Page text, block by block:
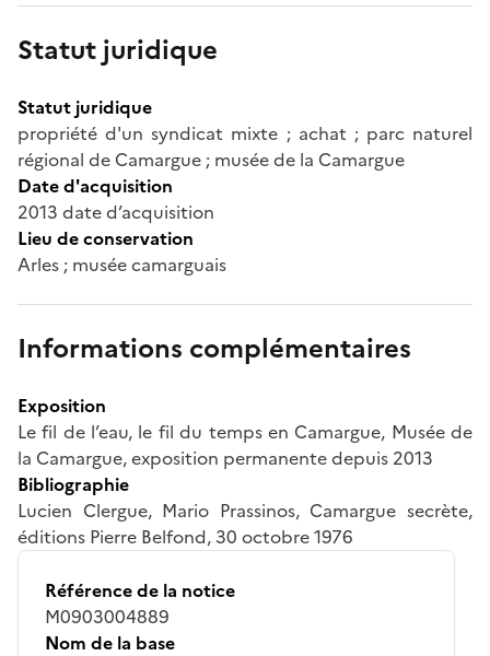
Statut juridique
Statut juridique
propriété d'un syndicat mixte ; achat ; parc naturel
régional de Camargue ; musée de la Camargue
Date d'acquisition
2013 date d’acquisition
Lieu de conservation
Arles ; musée camarguais
Informations complémentaires
Exposition
Le fil de l’eau, le fil du temps en Camargue, Musée de
la Camargue, exposition permanente depuis 2013
Bibliographie
Lucien Clergue, Mario Prassinos, Camargue secrète,
éditions Pierre Belfond, 30 octobre 1976
Référence de la notice
M0903004889
Nom de la base